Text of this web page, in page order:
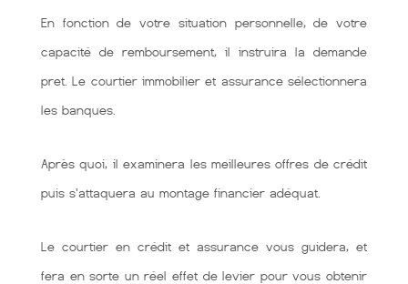
En fonction de votre situation personnelle, de votre
capacité de remboursement, il instruira la demande
pret. Le courtier immobilier et assurance sélectionnera
les banques.
Après quoi, il examinera les meilleures offres de crédit
puis s'attaquera au montage financier adéquat.
Le courtier en crédit et assurance vous guidera, et
fera en sorte un réel effet de levier pour vous obtenir